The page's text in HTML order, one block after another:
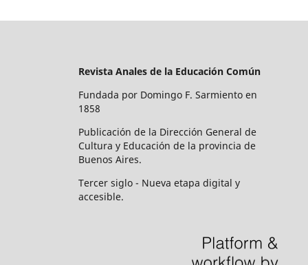
Revista Anales de la Educación Común
Fundada por Domingo F. Sarmiento en
1858
Publicación de la Dirección General de
Cultura y Educación de la provincia de
Buenos Aires.
Tercer siglo - Nueva etapa digital y
accesible.